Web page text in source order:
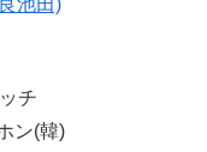
チ
ン(韓)